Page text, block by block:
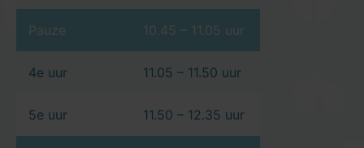
Pauze 10.45 – 11.05 uur
4e uur 11.05 – 11.50 uur
5e uur 11.50 – 12.35 uur